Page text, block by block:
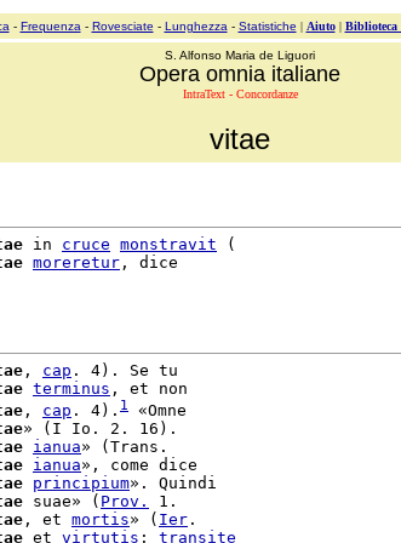
- Frequenza - Rovesciate - Lunghezza - Statistiche | Aiuto| Biblioteca
S. Alfonso Maria de Liguori
Opera omnia italiane
IntraText - Concordanze
vitae
in cruce monstravit (
moreretur , dice
, cap . 4). Se tu
terminus , et non
, cap . 4). 1
«Omne
» (I Io. 2. 16).
ianua» (Trans.
ianua», come dice
principium
suae» ( Prov.
1.
, et mortis» ( Ier .
et virtutis : transite